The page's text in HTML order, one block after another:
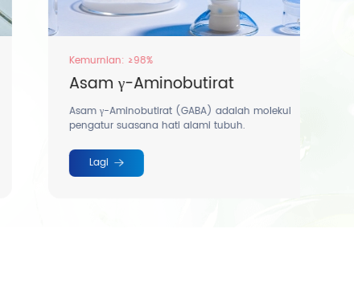
Kemurnian: ≥98%
Asam γ-Aminobutirat
Asam γ-Aminobutirat (GABA) adalah molekul
pengatur suasana hati alami tubuh.